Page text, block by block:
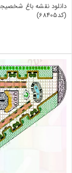
دانلود نقشه باغ
(کد68405)